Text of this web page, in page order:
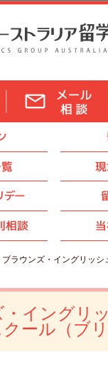
デー
相談
ブラウンズ・イングリッシ
イングリ
ール（ブリ